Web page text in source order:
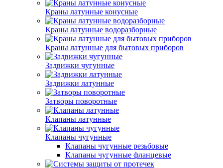
Краны латунные конусные
Краны латунные водоразборные
Краны латунные для бытовых приборов
Задвижки чугунные
Задвижки латунные
Затворы поворотные
Клапаны латунные
Клапаны чугунные
Клапаны чугунные резьбовые
Клапаны чугунные фланцевые